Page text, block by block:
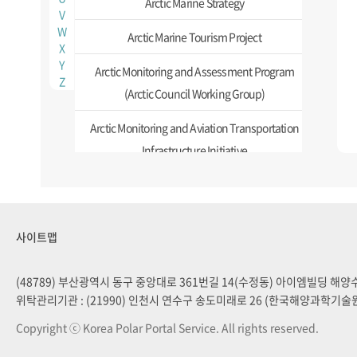
V
W
X
Y
Z
Arctic Marine Tourism Project
Arctic Monitoring and Assessment Program
(Arctic Council Working Group)
Arctic Monitoring and Aviation Transportation
Infrastructure Initiative
Asian Forum for Polar Science
Association of Arctic Expedition Cruise
사이트맵
(48789) 부산광역시 동구 중앙대로 361번길 14(수정동) 아이엠빌딩 해양
위탁관리기관 : (21990) 인천시 연수구 송도미래로 26 (한국해양과학기술
Copyright ⓒ Korea Polar Portal Service. All rights reserved.